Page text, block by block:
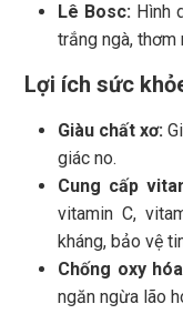
Lê Bosc: Hình
trắng ngà, thơm
Lợi ích sức
Giàu chất xơ:
giác no.
Cung cấp
vitamin C,
kháng, bảo vệ
Chống oxy
ngăn ngừa lão